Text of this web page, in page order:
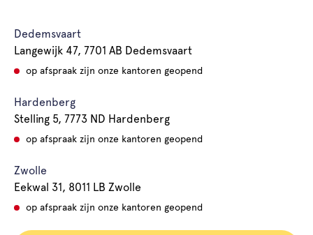
Dedemsvaart
Langewijk 47, 7701 AB Dedemsvaart
op afspraak zijn onze kantoren geopend
Hardenberg
Stelling 5, 7773 ND Hardenberg
op afspraak zijn onze kantoren geopend
Zwolle
Eekwal 31, 8011 LB Zwolle
op afspraak zijn onze kantoren geopend